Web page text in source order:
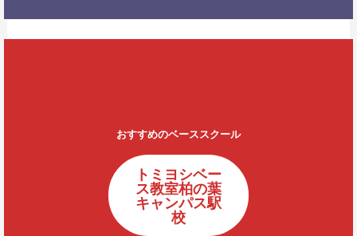
おすすめのベーススクール
トミヨシベー
ス教室柏の葉
キャンパス駅
校